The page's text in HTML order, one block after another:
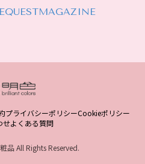
MAGAZINE
プライバシーポリシーCookieポリシー
せよくある質問
品 All Rights Reserved.